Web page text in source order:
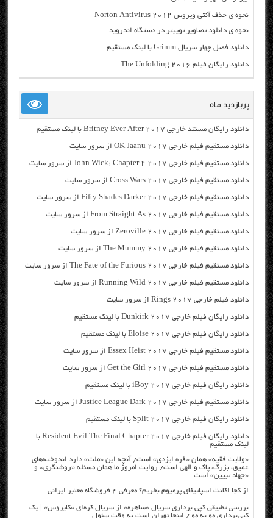
نحوه ی حذف آنتی ویروس Norton Antivirus 2012
نحوه ی دانلود تصاویر توییتر در دستگاه اندروید
دانلود فصل چهار سریال Grimm با لینک مستقیم
دانلود رایگان فیلم The Unfolding 2016
پربازدید ماه …
دانلود رایگان مسنتد خارجی Britney Ever After 2017 با لینک مستقیم
دانلود مستقیم فیلم خارجی OK Jaanu 2017 از سرور سایت
دانلود مستقیم فیلم خارجی John Wick: Chapter 2 2017 از سرور سایت
دانلود مستقیم فیلم خارجی Cross Wars 2017 از سرور سایت
دانلود مستقیم فیلم خارجی Fifty Shades Darker 2017 از سرور سایت
دانلود مستقیم فیلم خارجی From Straight As 2017 از سرور سایت
دانلود مستقیم فیلم خارجی Zeroville 2017 از سرور سایت
دانلود مستقیم فیلم خارجی The Mummy 2017 از سرور سایت
دانلود مستقیم فیلم خارجی The Fate of the Furious 2017 از سرور سایت
دانلود مستقیم فیلم خارجی Running Wild 2017 از سرور سایت
دانلود فیلم خارجی Rings 2017 از سرور سایت
دانلود رایگان فیلم خارجی Dunkirk 2017 با لینک مستقیم
دانلود رایگان فیلم خارجی Eloise 2017 با لینک مستقیم
دانلود مستقیم فیلم خارجی Essex Heist 2017 از سرور سایت
دانلود مستقیم فیلم خارجی Get the Girl 2017 از سرور سایت
دانلود رایگان فیلم خارجی iBoy 2017 با لینک مستقیم
دانلود مستقیم فیلم خارجی Justice League Dark 2017 از سرور سایت
دانلود رایگان فیلم خارجی Split 2017 با لینک مستقیم
دانلود رایگان فیلم خارجی Resident Evil The Final Chapter 2017 با
لینک مستقیم
«ولایت فقیه» همان «فره ایزدی» است/ آنچه این «ملت» دارد اندوخته‌های
عمیق، بزرگ، پاک و الهی است/ روایت امروز ما همان مسئله «روشنگری» و
«جهاد تبیین» است
از کجا اکانت اسپاتیفای پرمیوم بخریم؟ معرفی ۴ فروشگاه معتبر ایرانی
بررسی تطبیقی کپی برداری سریال «ساهره» از سریال کره‌ای «کایروس» | یک
کپی‌برداری مو به مو / اینجا تهران است به وقت سئول